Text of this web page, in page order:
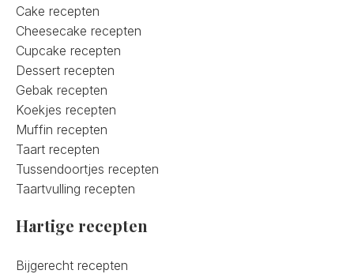
Cake recepten
Cheesecake recepten
Cupcake recepten
Dessert recepten
Gebak recepten
Koekjes recepten
Muffin recepten
Taart recepten
Tussendoortjes recepten
Taartvulling recepten
Hartige recepten
Bijgerecht recepten